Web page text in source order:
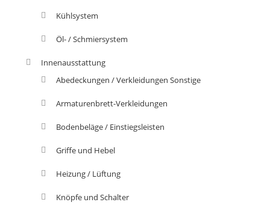
Kühlsystem
Öl- / Schmiersystem
Innenausstattung
Abedeckungen / Verkleidungen Sonstige
Armaturenbrett-Verkleidungen
Bodenbeläge / Einstiegsleisten
Griffe und Hebel
Heizung / Lüftung
Knöpfe und Schalter